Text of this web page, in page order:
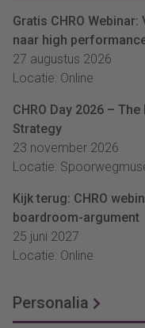
Gratis CHRO
naar high
27 augustus 2026
Locatie: Online
CHRO Day 2026 –
Strategy
23 november 2026
Locatie:
Kijk terug: CHRO
boardroom-argument
25 juni 2027
Locatie: Online
Personalia